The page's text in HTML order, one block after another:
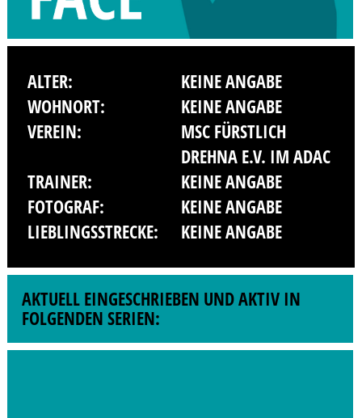
ALTER:
KEINE ANGABE
WOHNORT:
KEINE ANGABE
VEREIN:
MSC FÜRSTLICH
DREHNA E.V. IM ADAC
TRAINER:
KEINE ANGABE
FOTOGRAF:
KEINE ANGABE
LIEBLINGSSTRECKE:
KEINE ANGABE
AKTUELL EINGESCHRIEBEN UND AKTIV IN
FOLGENDEN SERIEN: